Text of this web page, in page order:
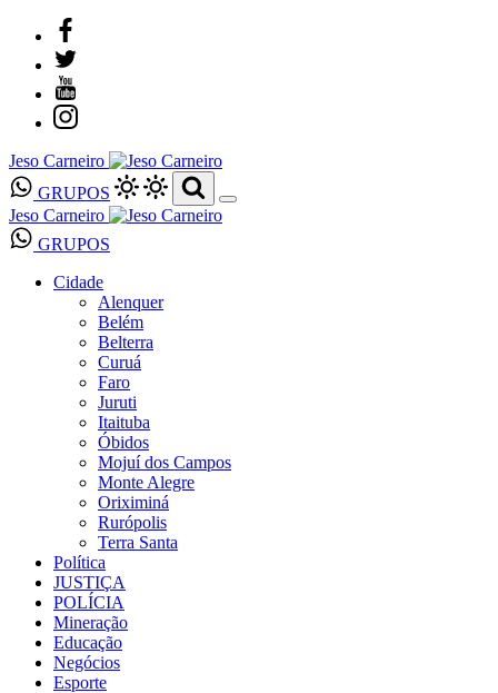
Jeso Carneiro
GRUPOS
Jeso Carneiro
GRUPOS
Cidade
Alenquer
Belém
Belterra
Curuá
Faro
Juruti
Itaituba
Óbidos
Mojuí dos Campos
Monte Alegre
Oriximiná
Rurópolis
Terra Santa
Política
JUSTIÇA
POLÍCIA
Mineração
Educação
Negócios
Esporte